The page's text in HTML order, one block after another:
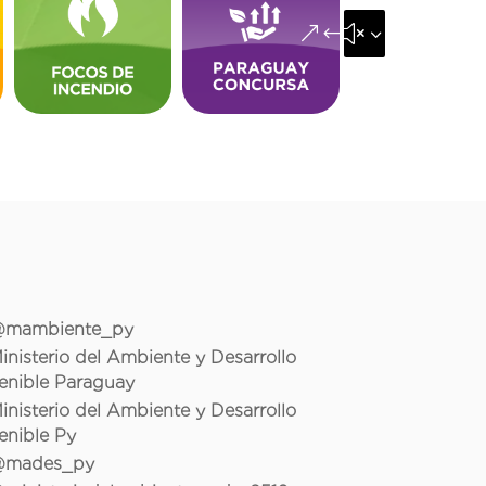
&#x35;
del Ambiente y Desarrollo
Paraguay
del Ambiente y Desarrollo
Py